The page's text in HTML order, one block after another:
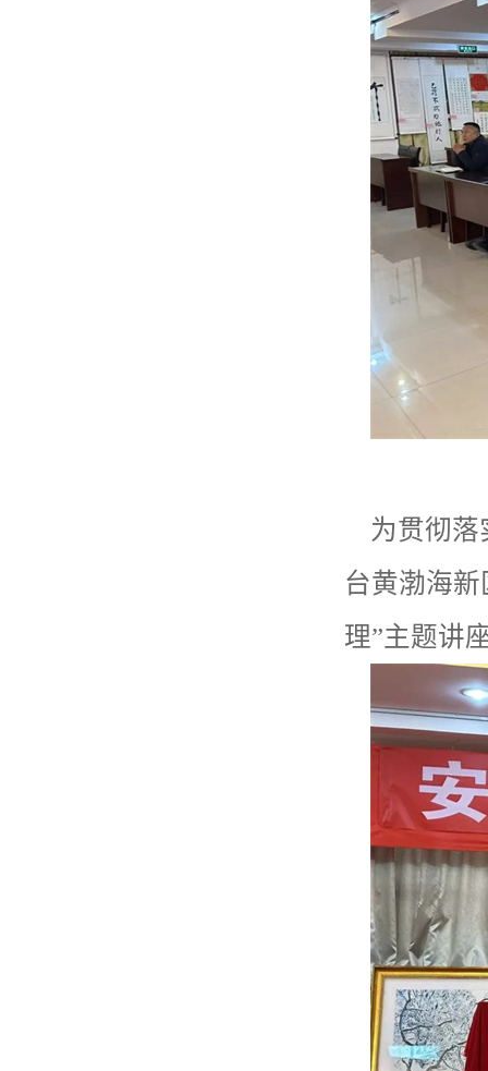
为贯彻
台黄渤海
理”主题讲